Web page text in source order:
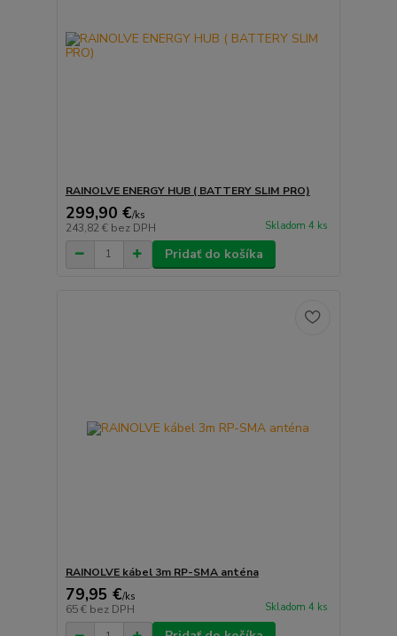
RAINOLVE ENERGY HUB ( BATTERY SLIM PRO)
299,90 €/ks
243,82 € bez DPH Skladom 4 ks
Pridať do košíka
RAINOLVE kábel 3m RP-SMA anténa
79,95 €/ks
65 € bez DPH Skladom 4 ks